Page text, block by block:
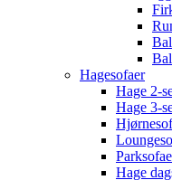
Hagesofaer
Hage 2-
Hage 3-
Hage